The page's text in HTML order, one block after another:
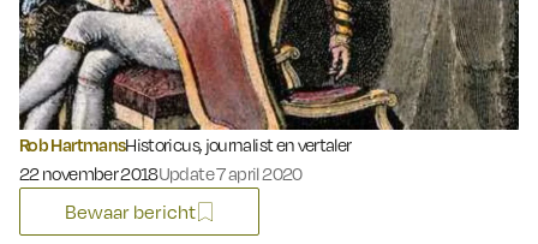
Rob HartmansHistoricus, journalist en vertaler
Gepubliceerd op:
22 november 2018Update 7 april 2020
Bewaar bericht